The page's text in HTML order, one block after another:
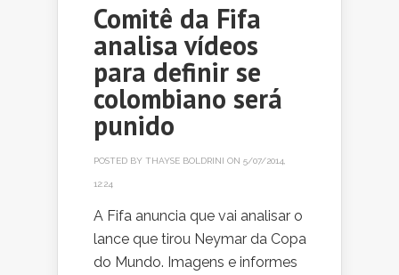
Comitê da Fifa
analisa vídeos
para definir se
colombiano será
punido
POSTED BY THAYSE BOLDRINI ON 5/07/2014,
12:24
A Fifa anuncia que vai analisar o
lance que tirou Neymar da Copa
do Mundo. Imagens e informes